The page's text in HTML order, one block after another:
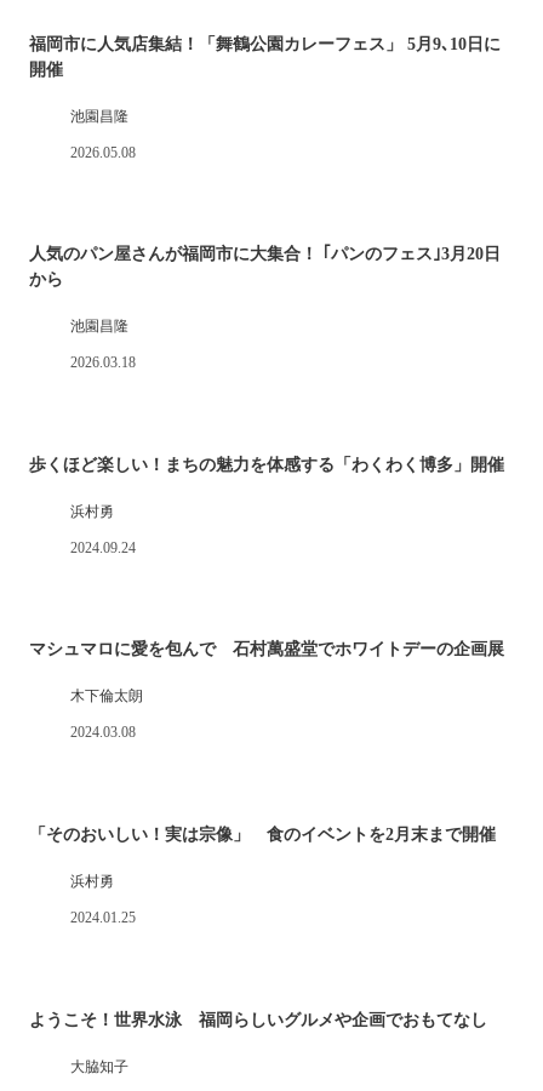
福岡市に人気店集結！「舞鶴公園カレーフェス」 5月9､10日に
開催
池園昌隆
2026.05.08
人気のパン屋さんが福岡市に大集合！ ｢パンのフェス｣3月20日
から
池園昌隆
2026.03.18
歩くほど楽しい！まちの魅力を体感する「わくわく博多」開催
浜村勇
2024.09.24
マシュマロに愛を包んで 石村萬盛堂でホワイトデーの企画展
木下倫太朗
2024.03.08
「そのおいしい！実は宗像」 食のイベントを2月末まで開催
浜村勇
2024.01.25
ようこそ！世界水泳 福岡らしいグルメや企画でおもてなし
大脇知子